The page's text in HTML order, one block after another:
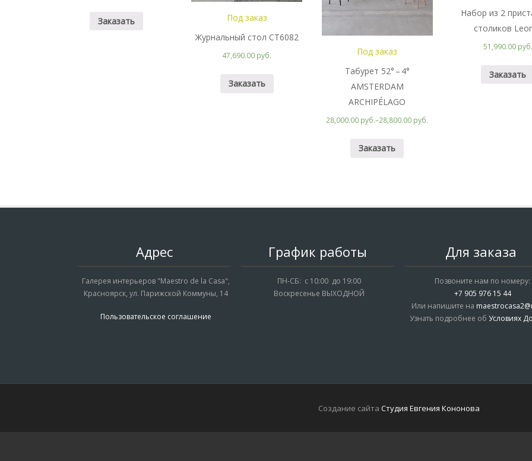
Заказать
Под заказ
Журнальный стол CT6082
47,690.00 руб.
Заказать
Под заказ
Табурет 52° – 4°
AMSTERDAM
ARCHIPÉLAGO
28,000.00 руб.–28,800.00 руб.
Заказать
Набор из 2
столиков
51,990.00 руб.
Заказать
Адрес
Галерея интерьеров "Maestro de la Casa",
Красноярск, ул. Парижской Коммуны, 14
Пользовательское соглашение
График работы
ПН-СБ: с 10:00 до 19:00
Воскресенье ВЫХОДНОЙ
Для заказа
Позвоните нам по номеру:
+7 905 976 15 44
Или напишите на
Узнать подробнее об Условиях
Создание сайта Студия Евгения Кононова